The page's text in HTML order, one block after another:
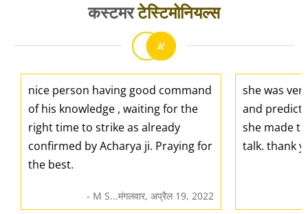
कस्टमरटेस्टिमोनियल्स
nice person having good command
of his knowledge , waiting for the
right time to strike as already
confirmed by Acharya ji. Praying for
the best.
- M S...मंगलवार, अप्रैल 19, 2022
she was
and
she made
talk. thank